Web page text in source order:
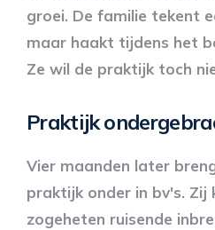
groei. De familie tekent
maar haakt tijdens het
Ze wil de praktijk toch
Praktijk
Vier maanden later
praktijk onder in bv's. Zij
zogeheten ruisende